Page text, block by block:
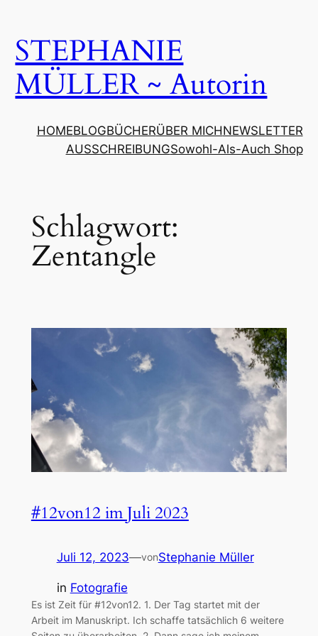
springen
STEPHANIE
MÜLLER ~ Autorin
HOMEBLOGBÜCHERÜBER MICHNEWSLETTER
AUSSCHREIBUNGSowohl-Als-Auch Shop
Schlagwort:
Zentangle
#12von12 im Juli 2023
Juli 12, 2023—vonStephanie Müller
in Fotografie
Es ist Zeit für #12von12. 1. Der Tag startet mit der
Arbeit im Manuskript. Ich schaffe tatsächlich 6 weitere